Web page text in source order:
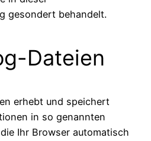
gesondert behandelt.
Dateien
erhebt und speichert
in so genannten
Ihr Browser automatisch